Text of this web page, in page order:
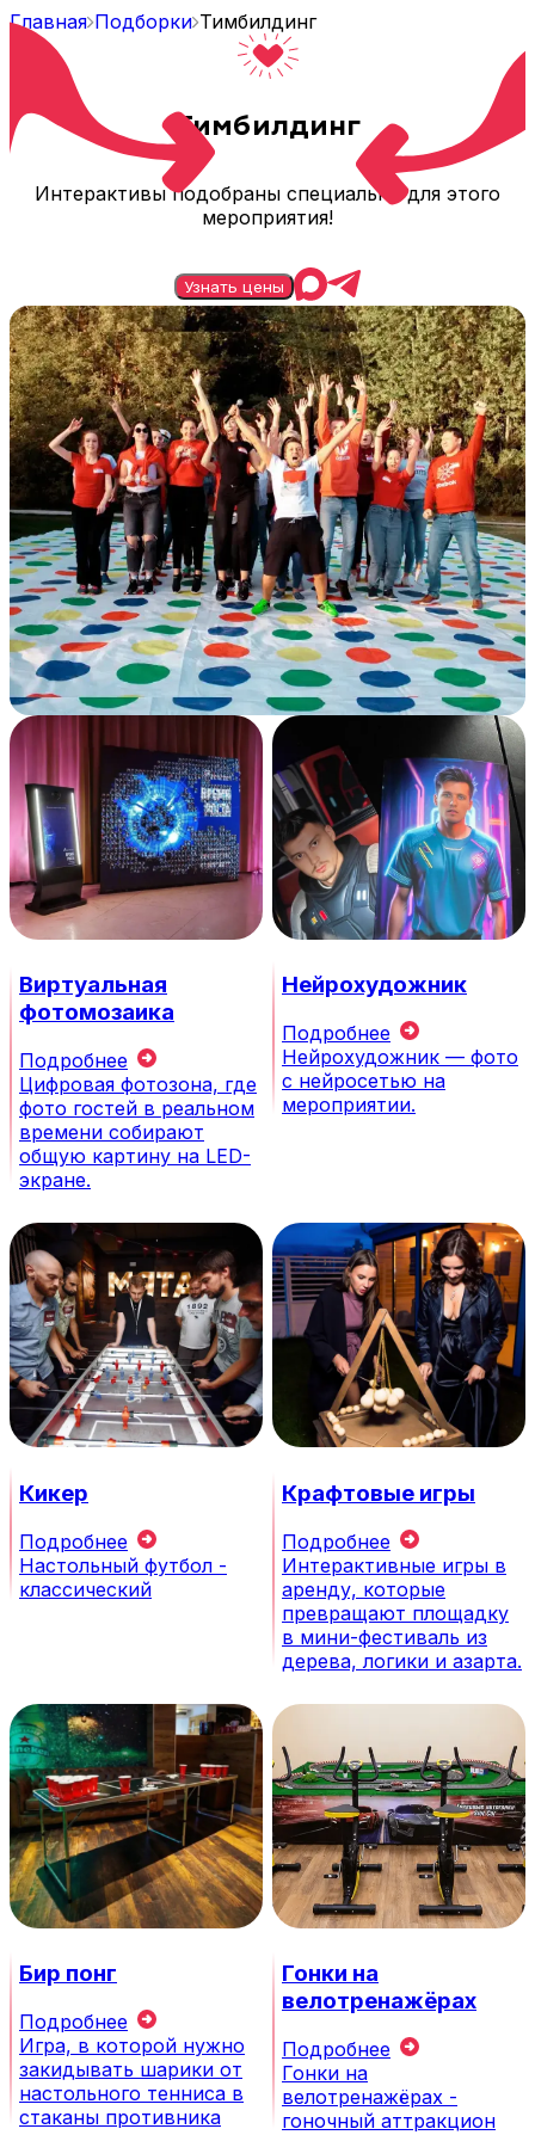
Главная Подборки Тимбилдинг
Тимбилдинг
Интерактивы подобраны специально для этого
мероприятия!
Узнать цены
Виртуальная
фотомозаика
Подробнее
Цифровая фотозона, где
фото гостей в реальном
времени собирают
общую картину на LED-
экране.
Нейрохудожник
Подробнее
Нейрохудожник — фото
с нейросетью на
мероприятии.
Кикер
Подробнее
Настольный футбол -
классический
Крафтовые игры
Подробнее
Интерактивные игры в
аренду, которые
превращают площадку
в мини-фестиваль из
дерева, логики и азарта.
Бир понг
Подробнее
Игра, в которой нужно
закидывать шарики от
настольного тенниса в
стаканы противника
Гонки на
велотренажёрах
Подробнее
Гонки на
велотренажёрах -
гоночный аттракцион